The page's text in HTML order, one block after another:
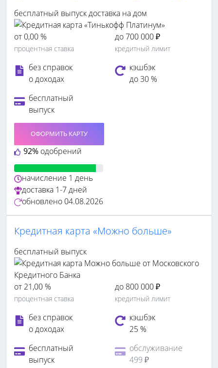
бесплатный выпускдоставка на дом
от 0,00 %
процентная ставка
до 700 000 ₽
кредитный лимит
без справок
о доходах
кэшбэк
до 30 %
бесплатный
выпуск
92% одобрений
ОФОРМИТЬ КАРТУ
начисление 1 день
доставка 1-7 дней
обновлено 04.08.2026
Кредитная карта «Можно больше»
бесплатный выпуск
от 21,00 %
процентная ставка
до 800 000 ₽
кредитный лимит
без справок
о доходах
кэшбэк
25 %
бесплатный
выпуск
обслуживание
499 ₽